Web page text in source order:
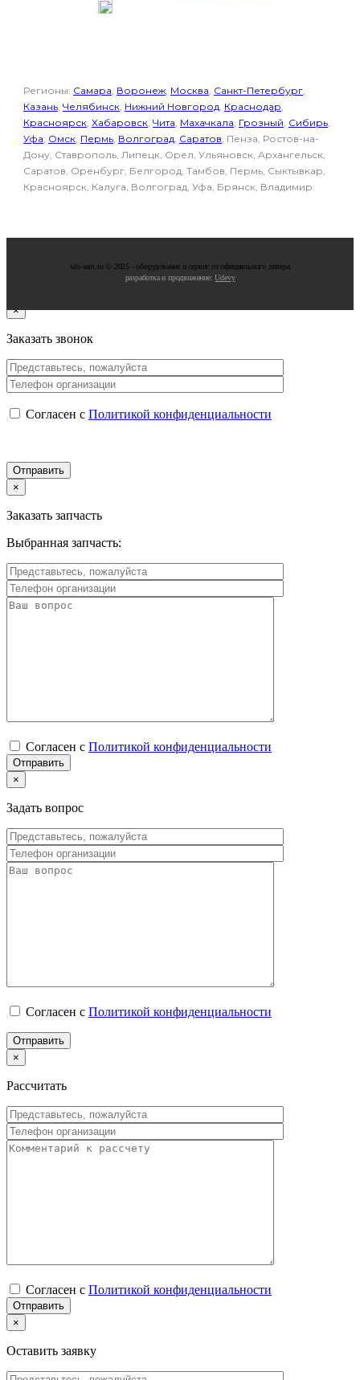
Регионы: Самара, Воронеж, Москва, Санкт-Петербург,
Казань, Челябинск, Нижний Новгород, Краснодар,
Красноярск, Хабаровск, Чита, Махачкала, Грозный, Сибирь,
Уфа, Омск, Пермь, Волгоград, Саратов, Пенза, Ростов-на-
Дону, Ставрополь, Липецк, Орел, Ульяновск, Архангельск,
Саратов, Оренбург, Белгород, Тамбов, Пермь, Сыктывкар,
Красноярск, Калуга, Волгоград, Уфа, Брянск, Владимир.
sds-sam.ru © 2025 - oбopудoвaниe и cepвиc oт oфициaльнoгo дилepa
разработка и продвижение:Udevy
×
Заказать звонок
Согласен с Политикой конфиденциальности
×
Заказать запчасть
Выбранная запчасть:
Согласен с Политикой конфиденциальности
×
Задать вопрос
Согласен с Политикой конфиденциальности
×
Рассчитать
Согласен с Политикой конфиденциальности
×
Оставить заявку